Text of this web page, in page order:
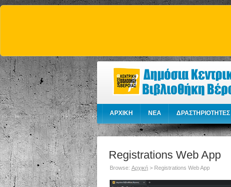
ΑΡΧΙΚΗ NEA ΔΡΑΣΤΗΡΙΟΤΗΤΕΣ
Registrations Web App
Browse: Αρχική > Registrations Web App